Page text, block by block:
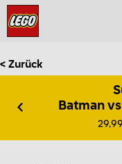
< Zurück
Batman